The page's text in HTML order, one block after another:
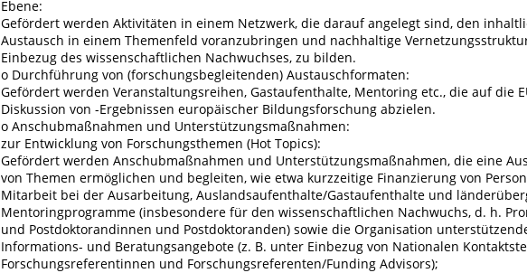
Ebene:
Gefördert werden Aktivitäten in einem Netzwerk, die darauf angelegt sind, den
Austausch in einem Themenfeld voranzubringen und nachhaltige
Einbezug des wissenschaftlichen Nachwuchses, zu bilden.
o Durchführung von (forschungsbegleitenden) Austauschformaten:
Gefördert werden Veranstaltungsreihen, Gastaufenthalte, Mentoring etc., die auf die
Diskussion von -Ergebnissen europäischer Bildungsforschung abzielen.
o Anschubmaßnahmen und Unterstützungsmaßnahmen:
zur Entwicklung von Forschungsthemen (Hot Topics):
Gefördert werden Anschubmaßnahmen und Unterstützungsmaßnahmen, die eine
von Themen ermöglichen und begleiten, wie etwa kurzzeitige Finanzierung von
Mitarbeit bei der Ausarbeitung, Auslandsaufenthalte/Gastaufenthalte und
Mentoringprogramme (insbesondere für den wissenschaftlichen Nachwuchs, d. h.
und Postdoktorandinnen und Postdoktoranden) sowie die Organisation
Informations- und Beratungsangebote (z. B. unter Einbezug von Nationalen
Forschungsreferentinnen und Forschungsreferenten/Funding Advisors);